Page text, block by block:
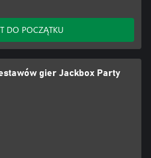
DO POCZĄTKU
gier Jackbox Party